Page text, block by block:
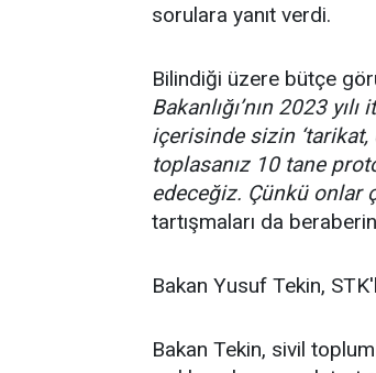
sorulara yanıt verdi.
Bilindiği üzere bütçe
Bakanlığı’nın 2023
içerisinde sizin ‘tarikat,
toplasanız 10 tane
edeceğiz. Çünkü onlar
tartışmaları da
Bakan Yusuf Tekin,
Bakan Tekin, sivil